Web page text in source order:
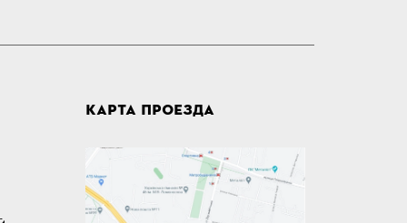
КАРТА ПРОЕЗДА